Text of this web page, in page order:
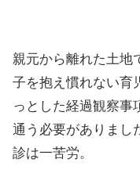
親元から離れた土地
子を抱え慣れない育
っとした経過観察事
通う必要がありまし
診は一苦労。